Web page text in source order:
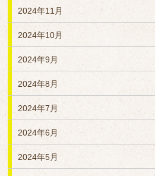
2024年11月
2024年10月
2024年9月
2024年8月
2024年7月
2024年6月
2024年5月